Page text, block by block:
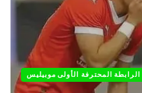
الرابطة المحترفة الأولى موبيليس